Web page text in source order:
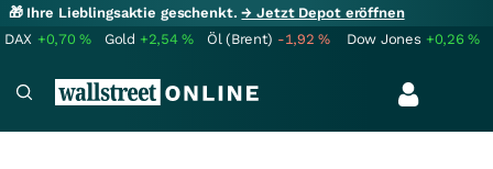
🎁 Ihre Lieblingsaktie geschenkt.→ Jetzt Depot eröffnen
DAX +0,70% Gold +2,54% Öl (Brent) -1,92% Dow Jones +0,26%